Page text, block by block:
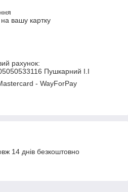
вашу картку
рахунок:
Пушкарний І.І
- WayForPay
14 днів безкоштовно